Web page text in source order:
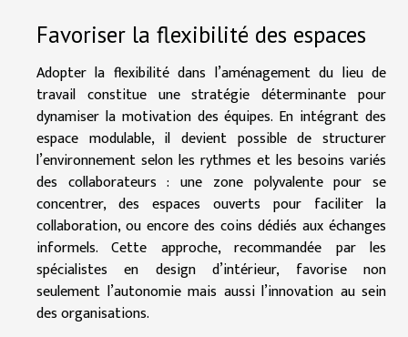
Favoriser la flexibilité des espaces
Adopter la flexibilité dans l’aménagement du lieu de
travail constitue une stratégie déterminante pour
dynamiser la motivation des équipes. En intégrant des
espace modulable, il devient possible de structurer
l’environnement selon les rythmes et les besoins variés
des collaborateurs : une zone polyvalente pour se
concentrer, des espaces ouverts pour faciliter la
collaboration, ou encore des coins dédiés aux échanges
informels. Cette approche, recommandée par les
spécialistes en design d’intérieur, favorise non
seulement l’autonomie mais aussi l’innovation au sein
des organisations.